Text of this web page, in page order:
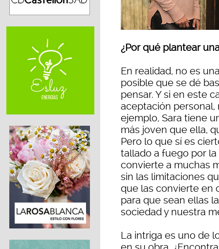
¿Por qué plantear
En realidad, no es
posible que se dé
pensar. Y si en este
aceptación personal,
ejemplo, Sara tiene
más joven que ella,
Pero lo que sí es
tallado a fuego por
convierte a muchas
sin las limitaciones
que las convierte en
para que sean ellas
sociedad y nuestra
La intriga es uno de